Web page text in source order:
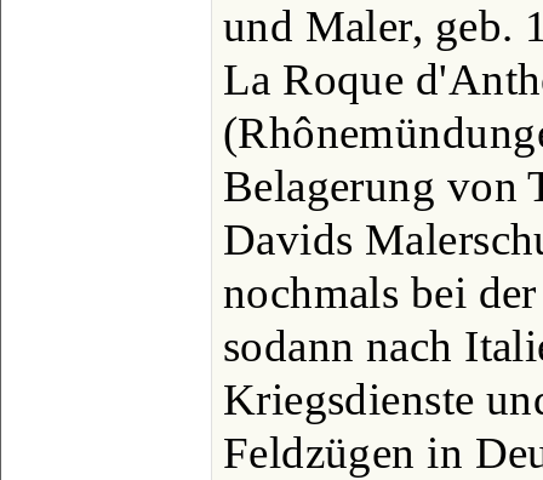
und Maler, geb.
La Roque
Belagerung von
Davids
nochmals bei
sodann nach
Kriegsdienste
Feldzügen in